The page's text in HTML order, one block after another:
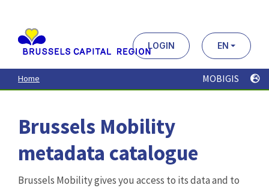
contenu
principal
LOGIN EN
Home MOBIGIS
Brussels Mobility
metadata catalogue
Brussels Mobility gives you access to its data and to